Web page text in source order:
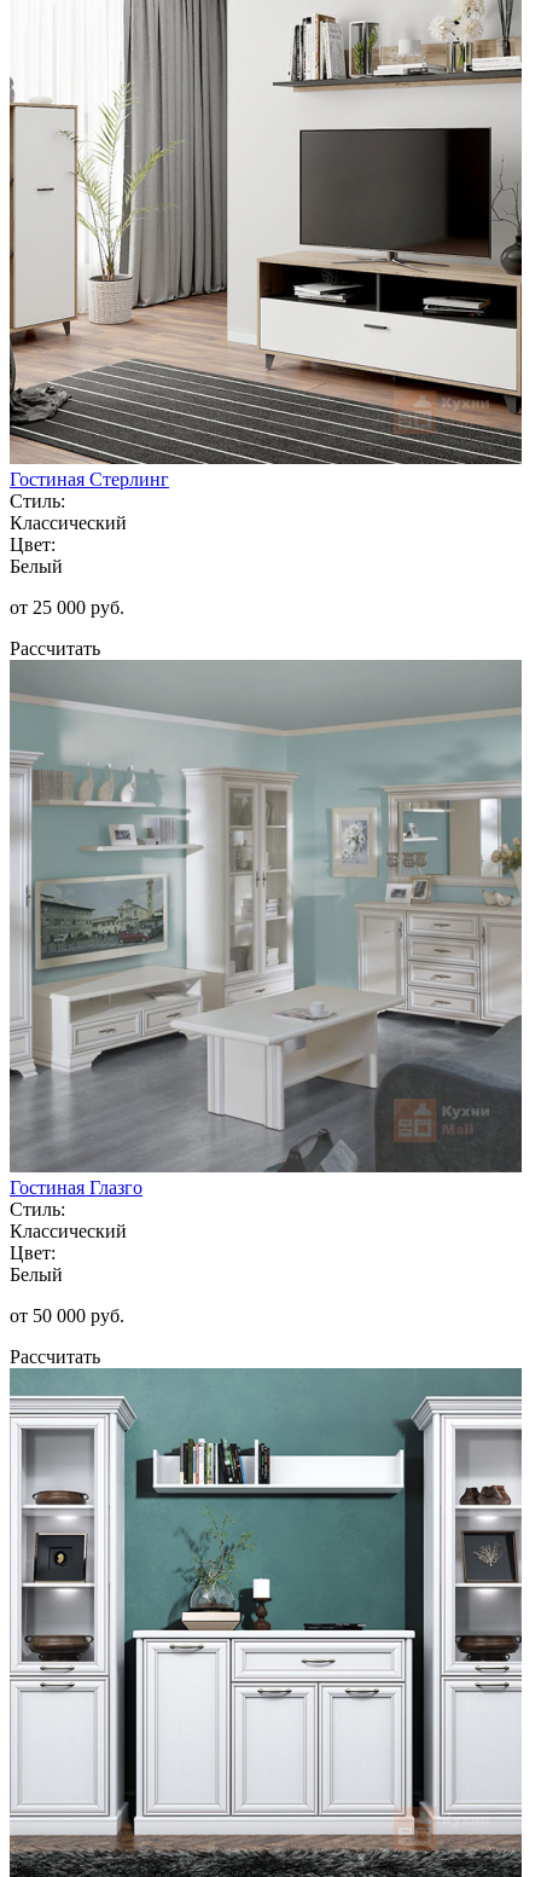
Гостиная Стерлинг
Стиль:
Классический
Цвет:
Белый
от 25 000 руб.
Рассчитать
Гостиная Глазго
Стиль:
Классический
Цвет:
Белый
от 50 000 руб.
Рассчитать